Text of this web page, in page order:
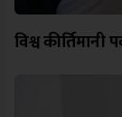
विश्व कीर्तिमानी